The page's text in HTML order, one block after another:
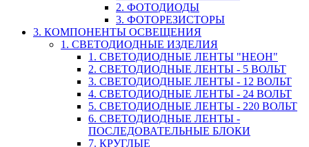
2. ФОТОДИОДЫ
3. ФОТОРЕЗИСТОРЫ
3. КОМПОНЕНТЫ ОСВЕЩЕНИЯ
1. СВЕТОДИОДНЫЕ ИЗДЕЛИЯ
1. СВЕТОДИОДНЫЕ ЛЕНТЫ "НЕОН"
2. СВЕТОДИОДНЫЕ ЛЕНТЫ - 5 ВОЛЬТ
3. СВЕТОДИОДНЫЕ ЛЕНТЫ - 12 ВОЛЬТ
4. СВЕТОДИОДНЫЕ ЛЕНТЫ - 24 ВОЛЬТ
5. СВЕТОДИОДНЫЕ ЛЕНТЫ - 220 ВОЛЬТ
6. СВЕТОДИОДНЫЕ ЛЕНТЫ -
ПОСЛЕДОВАТЕЛЬНЫЕ БЛОКИ
7. КРУГЛЫЕ